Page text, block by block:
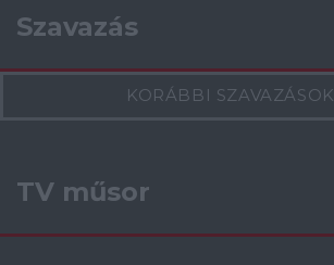
Szavazás
KORÁBBI SZAVAZÁSOK
TV műsor